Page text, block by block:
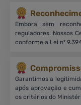
Embora sem
reguladores. Nossos
conforme a Lei nº
Garantimos a
após aprovação e
os critérios do